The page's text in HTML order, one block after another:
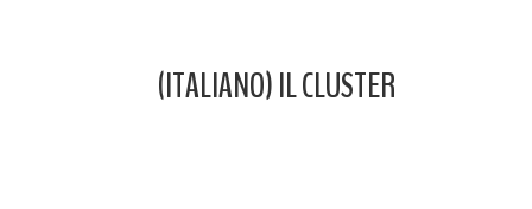
(ITALIANO) IL CLUSTER